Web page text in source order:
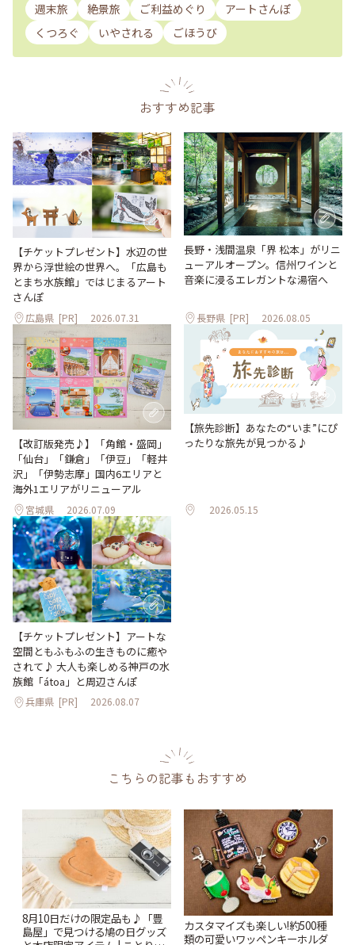
週末旅 絶景旅 ご利益めぐり
アートさんぽ
くつろぐ
いやされる ごほうび
おすすめ記事
【チケットプレゼント】水辺の世
界から浮世絵の世界へ。「広島も
とまち水族館」ではじまるアート
さんぽ
広島県 [PR] 2026.07.31
長野・浅間温泉「界 松本」がリニ
ューアルオープン。信州ワインと
音楽に浸るエレガントな湯宿へ
長野県 [PR] 2026.08.05
【改訂版発売♪】「角館・盛岡」
「仙台」「鎌倉」「伊豆」「軽井
沢」「伊勢志摩」国内6エリアと
海外1エリアがリニューアル
宮城県 2026.07.09
【旅先診断】あなたの“いま”にぴ
ったりな旅先が見つかる♪
2026.05.15
【チケットプレゼント】アートな
空間ともふもふの生きものに癒や
されて♪ 大人も楽しめる神戸の水
族館「átoa」と周辺さんぽ
兵庫県 [PR] 2026.08.07
こちらの記事もおすすめ
8月10日だけの限定品も♪「豊
島屋」で見つける鳩の日グッズ
カスタマイズも楽しい!約500種
類の可愛いワッペンキーホルダ